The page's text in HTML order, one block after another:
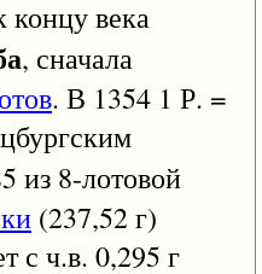
концу века
, сначала
. В 1354 1 Р. =
из 8-лотовой
(237,52 г)
с ч.в. 0,295 г